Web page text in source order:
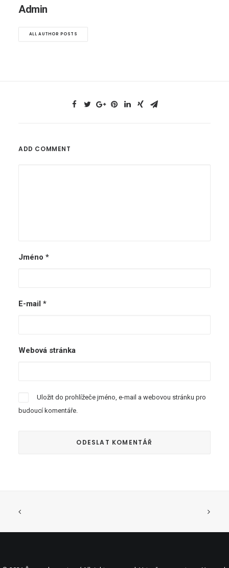
Admin
ALL AUTHOR POSTS
ADD COMMENT
Jméno *
E-mail *
Webová stránka
Uložit do prohlížeče jméno, e-mail a webovou stránku pro
budoucí komentáře.